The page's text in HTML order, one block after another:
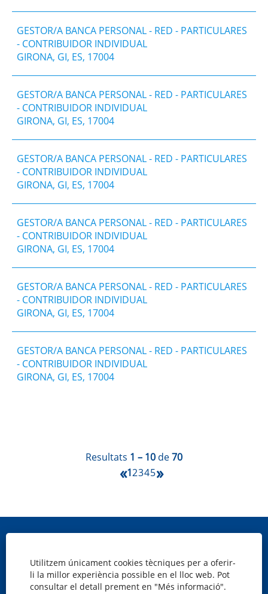
Utilitzem únicament cookies tècniques per a oferir-
li la millor experiència possible en el lloc web. Pot
consultar el detall prement en "Més informació".
Resultats 1 – 10 de70
«12345»
GESTOR/A BANCA PERSONAL - RED - PARTICULARES
- CONTRIBUIDOR INDIVIDUAL
GIRONA, GI, ES, 17004
GESTOR/A BANCA PERSONAL - RED - PARTICULARES
- CONTRIBUIDOR INDIVIDUAL
GIRONA, GI, ES, 17004
GESTOR/A BANCA PERSONAL - RED - PARTICULARES
- CONTRIBUIDOR INDIVIDUAL
GIRONA, GI, ES, 17004
GESTOR/A BANCA PERSONAL - RED - PARTICULARES
- CONTRIBUIDOR INDIVIDUAL
GIRONA, GI, ES, 17004
GESTOR/A BANCA PERSONAL - RED - PARTICULARES
- CONTRIBUIDOR INDIVIDUAL
GIRONA, GI, ES, 17004
GESTOR/A BANCA PERSONAL - RED - PARTICULARES
- CONTRIBUIDOR INDIVIDUAL
GIRONA, GI, ES, 17004
Política de cookies
Privacitat
Avís legal